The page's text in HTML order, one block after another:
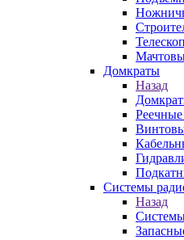
Домкраты
Назад
Системы
Назад